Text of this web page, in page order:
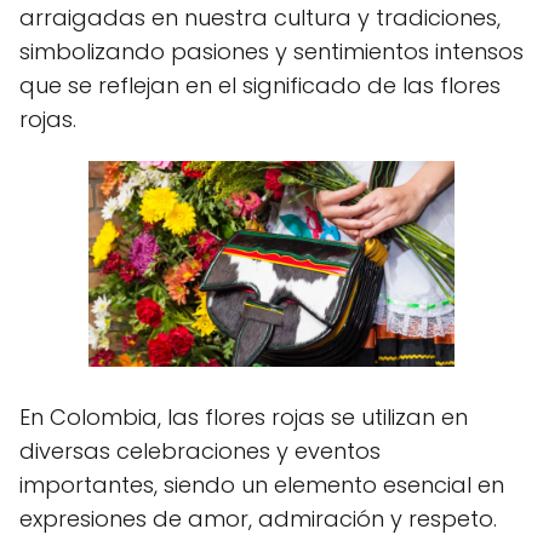
arraigadas en nuestra cultura y tradiciones,
simbolizando pasiones y sentimientos intensos
que se reflejan en el significado de las flores
rojas.
En Colombia, las flores rojas se utilizan en
diversas celebraciones y eventos
importantes, siendo un elemento esencial en
expresiones de amor, admiración y respeto.